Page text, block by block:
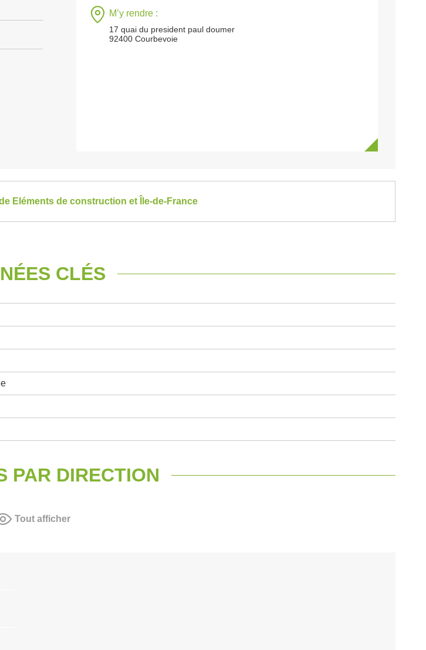
M’y rendre :
17 quai du president paul doumer
92400 Courbevoie
Eléments de construction et Île-de-France
CLÉS
PAR DIRECTION
Tout afficher